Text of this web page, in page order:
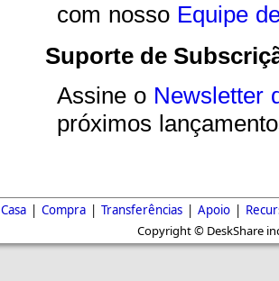
com nosso Equipe
Suporte de
Assine o Newsletter
próximos
Casa | Compra | Transferências | Apoio |
Copyright © DeskShare